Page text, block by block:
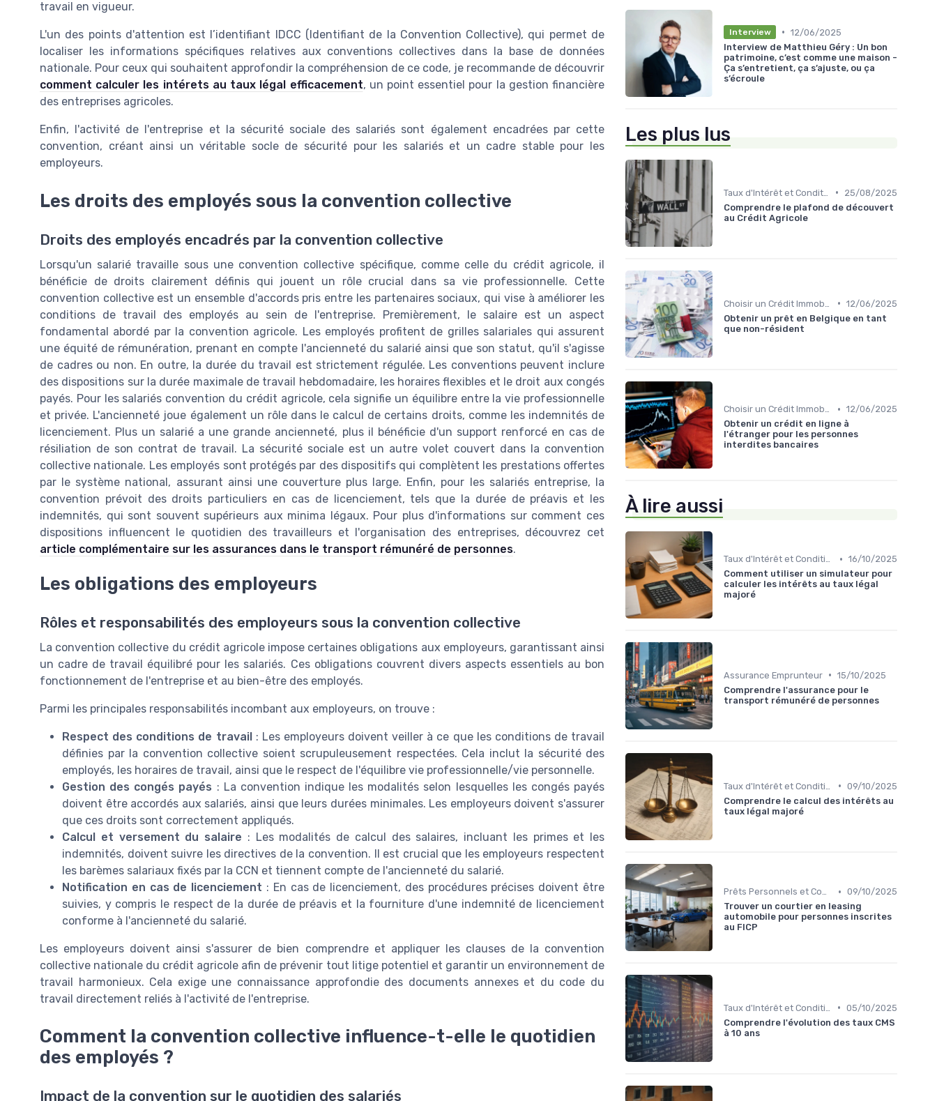
travail en vigueur.
L'un des points d'attention est l’identifiant IDCC (Identifiant de la Convention Collective), qui permet de
localiser les informations spécifiques relatives aux conventions collectives dans la base de données
nationale. Pour ceux qui souhaitent approfondir la compréhension de ce code, je recommande de découvrir
comment calculer les intérets au taux légal efficacement, un point essentiel pour la gestion financière
des entreprises agricoles.
Enfin, l'activité de l'entreprise et la sécurité sociale des salariés sont également encadrées par cette
convention, créant ainsi un véritable socle de sécurité pour les salariés et un cadre stable pour les
employeurs.
Les droits des employés sous la convention collective
Droits des employés encadrés par la convention collective
Lorsqu'un salarié travaille sous une convention collective spécifique, comme celle du crédit agricole, il
bénéficie de droits clairement définis qui jouent un rôle crucial dans sa vie professionnelle. Cette
convention collective est un ensemble d'accords pris entre les partenaires sociaux, qui vise à améliorer les
conditions de travail des employés au sein de l'entreprise. Premièrement, le salaire est un aspect
fondamental abordé par la convention agricole. Les employés profitent de grilles salariales qui assurent
une équité de rémunération, prenant en compte l'ancienneté du salarié ainsi que son statut, qu'il s'agisse
de cadres ou non. En outre, la durée du travail est strictement régulée. Les conventions peuvent inclure
des dispositions sur la durée maximale de travail hebdomadaire, les horaires flexibles et le droit aux congés
payés. Pour les salariés convention du crédit agricole, cela signifie un équilibre entre la vie professionnelle
et privée. L'ancienneté joue également un rôle dans le calcul de certains droits, comme les indemnités de
licenciement. Plus un salarié a une grande ancienneté, plus il bénéficie d'un support renforcé en cas de
résiliation de son contrat de travail. La sécurité sociale est un autre volet couvert dans la convention
collective nationale. Les employés sont protégés par des dispositifs qui complètent les prestations offertes
par le système national, assurant ainsi une couverture plus large. Enfin, pour les salariés entreprise, la
convention prévoit des droits particuliers en cas de licenciement, tels que la durée de préavis et les
indemnités, qui sont souvent supérieurs aux minima légaux. Pour plus d'informations sur comment ces
dispositions influencent le quotidien des travailleurs et l'organisation des entreprises, découvrez cet
article complémentaire sur les assurances dans le transport rémunéré de personnes.
Les obligations des employeurs
Rôles et responsabilités des employeurs sous la convention collective
La convention collective du crédit agricole impose certaines obligations aux employeurs, garantissant ainsi
un cadre de travail équilibré pour les salariés. Ces obligations couvrent divers aspects essentiels au bon
fonctionnement de l'entreprise et au bien-être des employés.
Parmi les principales responsabilités incombant aux employeurs, on trouve :
Respect des conditions de travail: Les employeurs doivent veiller à ce que les conditions de travail
définies par la convention collective soient scrupuleusement respectées. Cela inclut la sécurité des
employés, les horaires de travail, ainsi que le respect de l'équilibre vie professionnelle/vie personnelle.
Gestion des congés payés : La convention indique les modalités selon lesquelles les congés payés
doivent être accordés aux salariés, ainsi que leurs durées minimales. Les employeurs doivent s'assurer
que ces droits sont correctement appliqués.
Calcul et versement du salaire : Les modalités de calcul des salaires, incluant les primes et les
indemnités, doivent suivre les directives de la convention. Il est crucial que les employeurs respectent
les barèmes salariaux fixés par la CCN et tiennent compte de l'ancienneté du salarié.
Notification en cas de licenciement : En cas de licenciement, des procédures précises doivent être
suivies, y compris le respect de la durée de préavis et la fourniture d'une indemnité de licenciement
conforme à l'ancienneté du salarié.
Les employeurs doivent ainsi s'assurer de bien comprendre et appliquer les clauses de la convention
collective nationale du crédit agricole afin de prévenir tout litige potentiel et garantir un environnement de
travail harmonieux. Cela exige une connaissance approfondie des documents annexes et du code du
travail directement reliés à l'activité de l'entreprise.
Comment la convention collective influence-t-elle le quotidien
des employés ?
Impact de la convention sur le quotidien des salariés
Interview • 12/06/2025
Interview de Matthieu Géry : Un bon
patrimoine, c’est comme une maison -
Ça s’entretient, ça s’ajuste, ou ça
s’écroule
Les plus lus
•
25/08/2025
Comprendre le plafond de découvert
au Crédit Agricole
• 12/06/2025
Obtenir un prêt en Belgique en tant
que non-résident
Choisir un Crédit Immobilier • 12/06/2025
Obtenir un crédit en ligne à
l'étranger pour les personnes
interdites bancaires
À lire aussi
Taux d'Intérêt et Conditions de Crédit • 16/10/2025
Comment utiliser un simulateur pour
calculer les intérêts au taux légal
majoré
Assurance Emprunteur • 15/10/2025
Comprendre l'assurance pour le
transport rémunéré de personnes
• 09/10/2025
Comprendre le calcul des intérêts au
taux légal majoré
Prêts Personnels et Consommation • 09/10/2025
Trouver un courtier en leasing
automobile pour personnes inscrites
au FICP
• 05/10/2025
Comprendre l'évolution des taux CMS
à 10 ans